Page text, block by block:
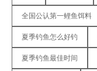
全国公认第一鲤鱼饵料
夏季钓鱼怎么好钓
夏季钓鱼最佳时间